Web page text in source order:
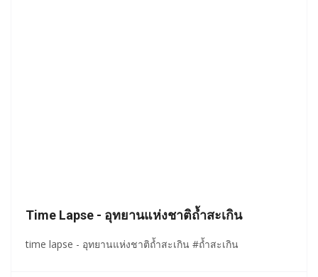
Time Lapse - อุทยานแห่งชาติถ้ำสะเกิน
time lapse - อุทยานแห่งชาติถ้ำสะเกิน #ถ้ำสะเกิน